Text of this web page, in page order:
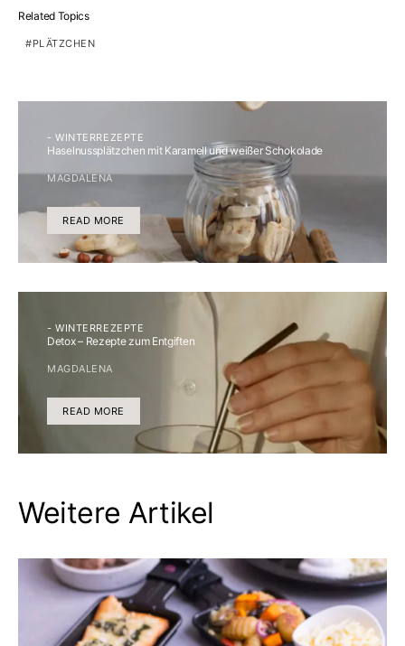
Related Topics
PLÄTZCHEN
- WINTERREZEPTE
Haselnussplätzchen mit Karamell und weißer Schokolade
MAGDALENA
READ MORE
- WINTERREZEPTE
Detox – Rezepte zum Entgiften
MAGDALENA
READ MORE
Weitere Artikel